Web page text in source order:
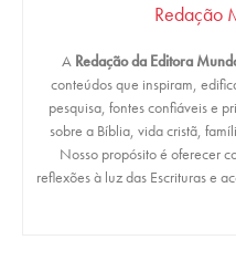
Redação
A Redação da Editora
conteúdos que inspiram,
pesquisa, fontes confiáveis e
sobre a Bíblia, vida cristã,
Nosso propósito é oferecer
reflexões à luz das Escrituras e